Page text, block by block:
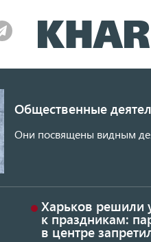
Общественные
Они посвящены видным
Харьков решили
к праздникам:
в центре